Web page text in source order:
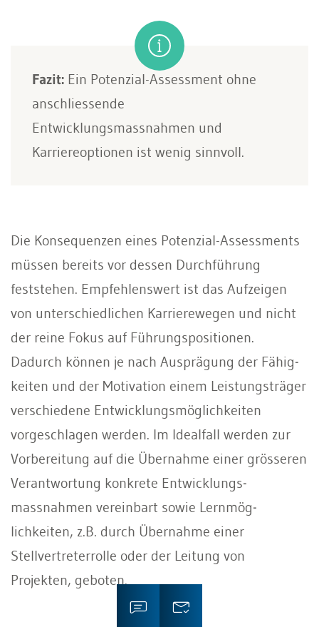
Fazit: Ein Potenzial-Assessment ohne
anschliessende
Entwicklungsmassnahmen und
Karriereoptionen ist wenig sinnvoll.
Die Konsequenzen eines Potenzial-Assessments
müssen bereits vor dessen Durchführung
feststehen. Empfehlens­wert ist das Aufzeigen
von unterschiedli­chen Karrierewegen und nicht
der reine Fokus auf Führungspositionen.
Dadurch können je nach Ausprägung der Fähig­
keiten und der Motivation einem Leis­tungsträger
verschiedene Entwicklungs­möglichkeiten
vorgeschlagen werden. Im Idealfall werden zur
Vorbereitung auf die Übernahme einer grösseren
Verantwortung konkrete Entwicklungs­
massnahmen vereinbart sowie Lernmög­
lichkeiten, z.B. durch Übernahme einer
Stellvertreterrolle oder der Leitung von
Projekten, geboten.